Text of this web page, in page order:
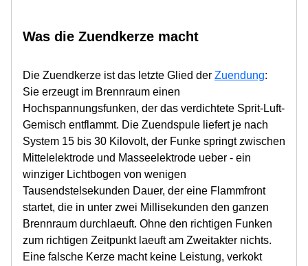
Was die Zuendkerze macht
Die Zuendkerze ist das letzte Glied der Zuendung:
Sie erzeugt im Brennraum einen
Hochspannungsfunken, der das verdichtete Sprit-Luft-
Gemisch entflammt. Die Zuendspule liefert je nach
System 15 bis 30 Kilovolt, der Funke springt zwischen
Mittelelektrode und Masseelektrode ueber - ein
winziger Lichtbogen von wenigen
Tausendstelsekunden Dauer, der eine Flammfront
startet, die in unter zwei Millisekunden den ganzen
Brennraum durchlaeuft. Ohne den richtigen Funken
zum richtigen Zeitpunkt laeuft am Zweitakter nichts.
Eine falsche Kerze macht keine Leistung, verkokt